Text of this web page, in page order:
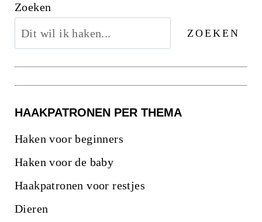
Zoeken
ZOEKEN
HAAKPATRONEN PER THEMA
Haken voor beginners
Haken voor de baby
Haakpatronen voor restjes
Dieren